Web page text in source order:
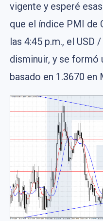
vigente y esperé
que el índice PMI de
las 4:45 p.m., el USD
disminuir, y se formó
basado en 1.3670 en